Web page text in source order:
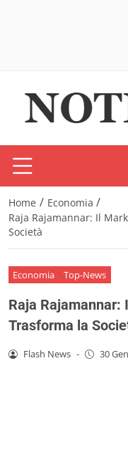
Home / Economia /
Raja Rajamannar: Il
Società
Economia Top-News
Raja Rajamannar:
Trasforma la
Flash News - 30